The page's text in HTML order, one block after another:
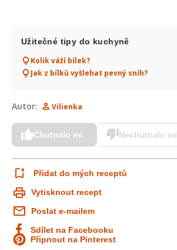
Užitečné tipy do kuchyně
Kolik váží bílek?
Jak z bílků vyšlehat pevný sníh?
Autor: Vilienka
Chutnalo mi Nechutnalo mi
Přidat do mých receptů
Vytisknout recept
Poslat e-mailem
Sdílet na Facebooku
Připnout na Pinterest